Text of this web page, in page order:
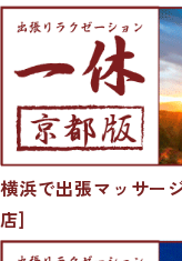
横浜で出張マッサー
店]